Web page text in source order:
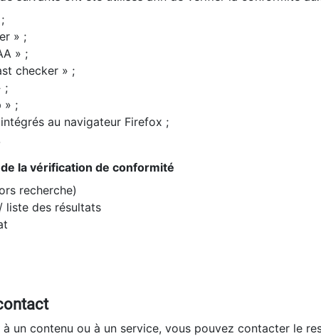
» ;
» ;
checker » ;
;
» ;
au navigateur Firefox ;
la vérification de conformité
recherche)
liste des résultats
à un contenu ou à un service, vous pouvez contacter le